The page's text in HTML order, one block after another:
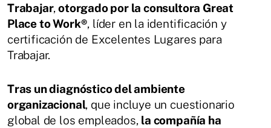
Trabajar, otorgado por la consultora Great
Place to Work®, líder en la identificación y
certificación de Excelentes Lugares para
Trabajar.
Tras un diagnóstico del ambiente
organizacional, que incluye un cuestionario
global de los empleados, la compañía ha